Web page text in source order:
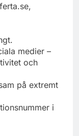
medier –
och
på extremt
i